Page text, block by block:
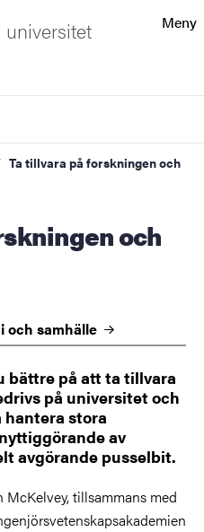
Meny
Ta tillvara på forskningen och
och samhälle
bättre på att ta tillvara
på universitet och
hantera stora
av
avgörande pusselbit.
tillsammans med